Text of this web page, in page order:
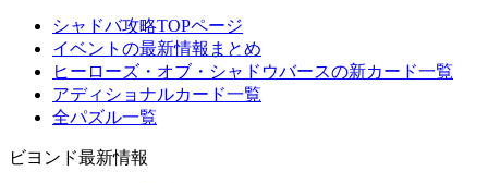
シャドバ攻略TOPページ
イベントの最新情報まとめ
ヒーローズ・オブ・シャドウバースの新カード一覧
アディショナルカード一覧
全パズル一覧
ビヨンド最新情報